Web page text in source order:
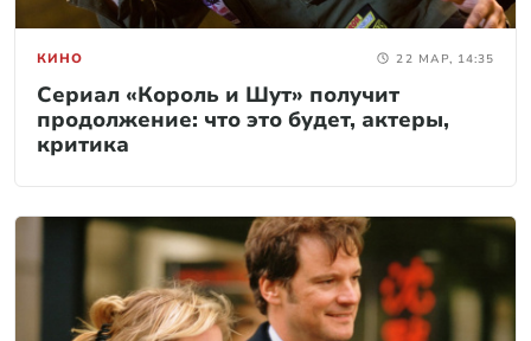
КИНО 22 МАР, 14:35
Сериал «Король и Шут» получит
продолжение: что это будет, актеры,
критика